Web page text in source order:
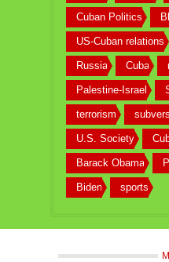
Cuban Politics
US-Cuban relations
Russia Cuba
Palestine-Israel
terrorism
U.S. Society
Barack Obama
Biden sports